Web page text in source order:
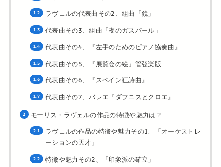
ラヴェルの代表曲その2、組曲「鏡」
代表曲その3、組曲「夜のガスパール」
代表曲その4、『左手のためのピアノ協奏曲』
代表曲その5、『展覧会の絵』管弦楽版
代表曲その6、『スペイン狂詩曲』
代表曲その7、バレエ『ダフニスとクロエ』
モーリス・ラヴェルの作品の特徴や魅力は？
ラヴェルの作品の特徴や魅力その1、「オーケストレ
ーションの天才」
特徴や魅力その2、「印象派の確立」